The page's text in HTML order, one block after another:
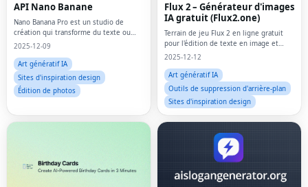
API Nano Banane
Nano Banana Pro est un studio de
création qui transforme du texte ou
des images de référence en visuels
en ligne.
2025-12-09
Art génératif IA
Sites d'inspiration design
Édition de photos
Flux 2 – Générateur d'images
IA gratuit (Flux2.one)
Terrain de jeu Flux 2 en ligne gratuit
pour l'édition de texte en image et
d'images en langage naturel avec
Pro/Max.
2025-12-12
Art génératif IA
Outils de suppression d'arrière-plan
Sites d'inspiration design